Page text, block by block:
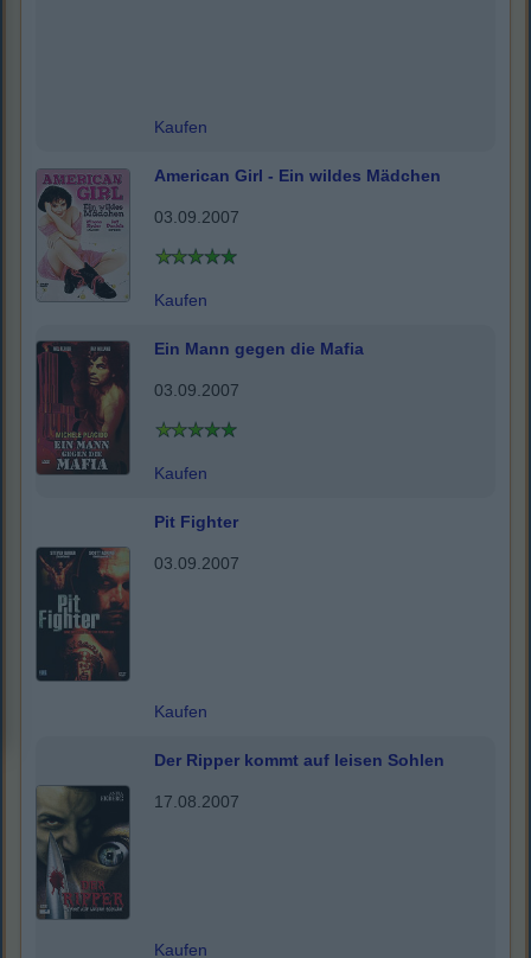
Kaufen
American Girl - Ein wildes Mädchen
03.09.2007
Kaufen
Ein Mann gegen die Mafia
03.09.2007
Kaufen
Pit Fighter
03.09.2007
Kaufen
Der Ripper kommt auf leisen Sohlen
17.08.2007
Kaufen